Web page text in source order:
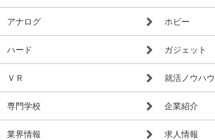
アナログ ホビー
ハード ガジェット
ＶＲ 就活ノウハウ
専門学校 企業紹介
業界情報 求人情報